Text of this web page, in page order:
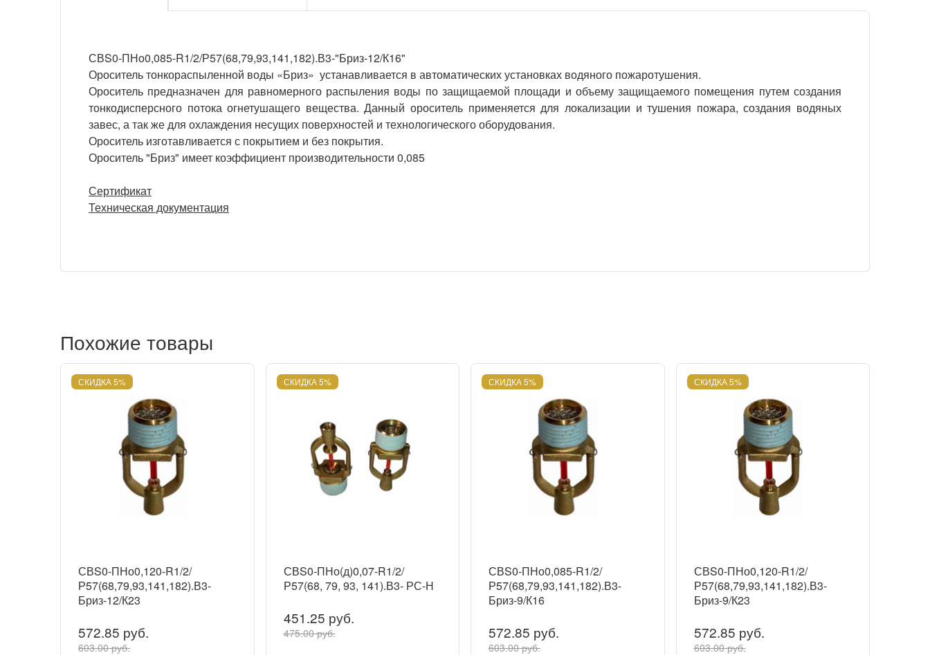
СВS0-ПНо0,085-R1/2/Р57(68,79,93,141,182).В3-"Бриз-12/К16"
Ороситель тонкораспыленной воды «Бриз» устанавливается в автоматических установках водяного пожаротушения.
Ороситель предназначен для равномерного распыления воды по защищаемой площади и объему защищаемого помещения путем создания
тонкодисперсного потока огнетушащего вещества. Данный ороситель применяется для локализации и тушения пожара, создания водяных
завес, а так же для охлаждения несущих поверхностей и технологического оборудования.
Ороситель изготавливается с покрытием и без покрытия.
Ороситель "Бриз" имеет коэффициент производительности 0,085
Сертификат
Техническая документация
Похожие товары
СКИДКА 5%
СВS0-ПНо0,120-R1/2/
Р57(68,79,93,141,182).В3-
Бриз-12/К23
572.85 руб.
603.00 руб.
СКИДКА 5%
СВS0-ПНо(д)0,07-R1/2/
Р57(68, 79, 93, 141).В3- РС-Н
451.25 руб.
475.00 руб.
СКИДКА 5%
СВS0-ПНо0,085-R1/2/
Р57(68,79,93,141,182).В3-
Бриз-9/К16
572.85 руб.
603.00 руб.
СКИДКА 5%
СВS0-ПНо0,120-R1/2/
Р57(68,79,93,141,182).В3-
Бриз-9/К23
572.85 руб.
603.00 руб.